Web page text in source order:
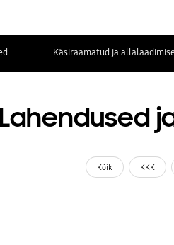
Käsiraamatud ja
Lahendused
Kõik KKK